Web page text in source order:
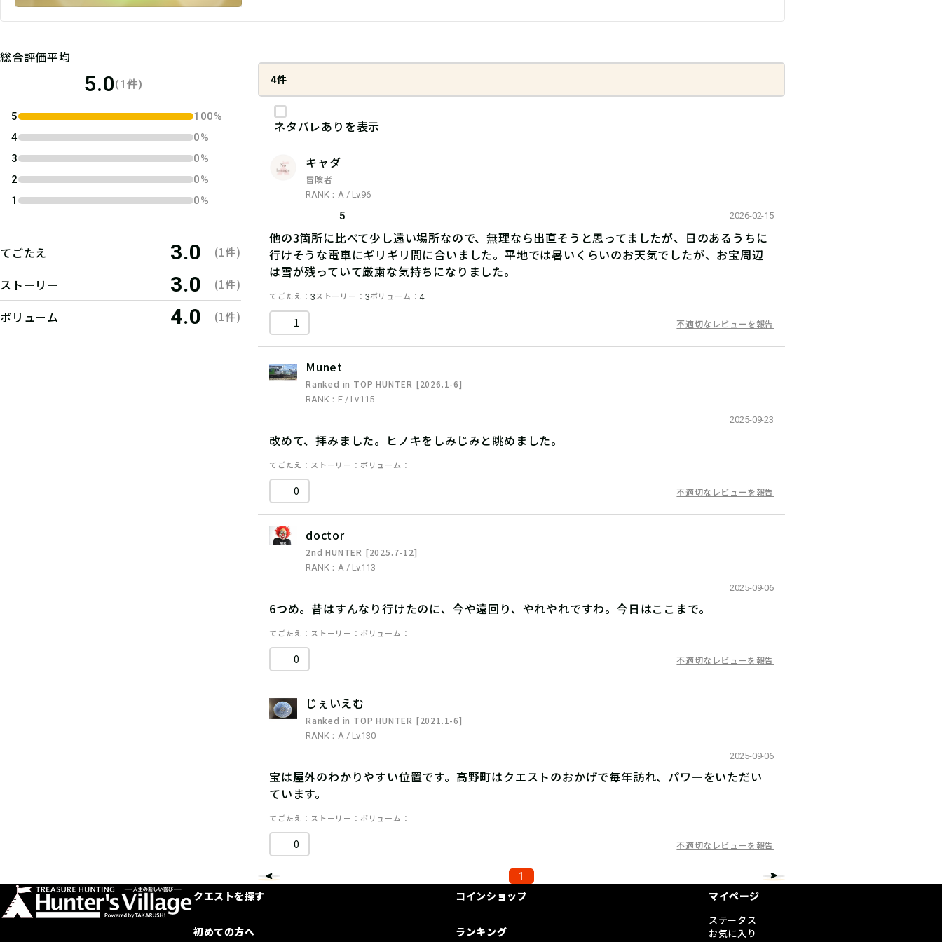
総合評価平均
5.0(1件)
5
100%
4
0%
3
0%
2
0%
1
0%
てごたえ 3.0 (1件)
ストーリー 3.0 (1件)
ボリューム 4.0 (1件)
4件
ネタバレありを表示
キャダ
冒険者
RANK：A / Lv.96
5 2026-02-15
他の3箇所に比べて少し遠い場所なので、無理なら出直そうと思ってましたが、日のあるうちに
行けそうな電車にギリギリ間に合いました。平地では暑いくらいのお天気でしたが、お宝周辺
は雪が残っていて厳粛な気持ちになりました。
てごたえ 3 ストーリー 3ボリューム 4
1 不適切なレビューを報告
Munet
Ranked in TOP HUNTER [2026.1-6]
RANK：F / Lv.115
2025-09-23
改めて、拝みました。ヒノキをしみじみと眺めました。
てごたえ ストーリー ボリューム
0 不適切なレビューを報告
doctor
2nd HUNTER [2025.7-12]
RANK：A / Lv.113
2025-09-06
6つめ。昔はすんなり行けたのに、今や遠回り、やれやれですわ。今日はここまで。
てごたえ ストーリー ボリューム
0 不適切なレビューを報告
じぇいえむ
Ranked in TOP HUNTER [2021.1-6]
RANK：A / Lv.130
2025-09-06
宝は屋外のわかりやすい位置です。高野町はクエストのおかげで毎年訪れ、パワーをいただい
ています。
てごたえ ストーリー ボリューム
0 不適切なレビューを報告
1
クエストを探す
初めての方へ
コインショップ
ランキング
マイページ
ステータス
お気に入り